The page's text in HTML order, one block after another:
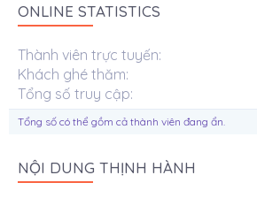
ONLINE STATISTICS
Thành viên trực tuyến
Khách ghé thăm
Tổng số truy cập
Tổng số có thể gồm cả thành viên đang ẩn.
NỘI DUNG THỊNH HÀNH